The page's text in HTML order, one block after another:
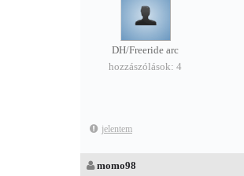
DH/Freeride arc
hozzászólások: 4
jelentem
momo98